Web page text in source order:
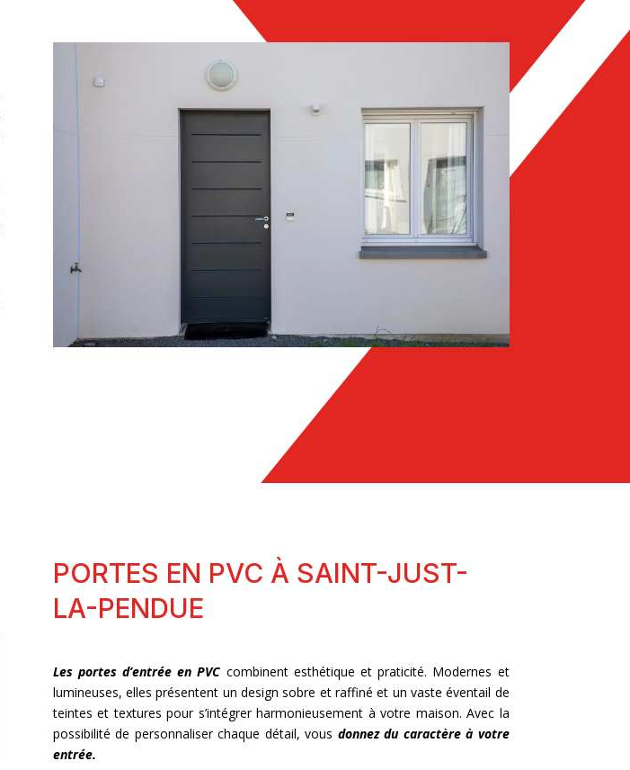
PORTES EN PVC À SAINT-JUST-
LA-PENDUE
Les portes d’entrée en PVC combinent esthétique et praticité. Modernes et
lumineuses, elles présentent un design sobre et raffiné et un vaste éventail de
teintes et textures pour s’intégrer harmonieusement à votre maison. Avec la
possibilité de personnaliser chaque détail, vous donnez du caractère à votre
entrée.